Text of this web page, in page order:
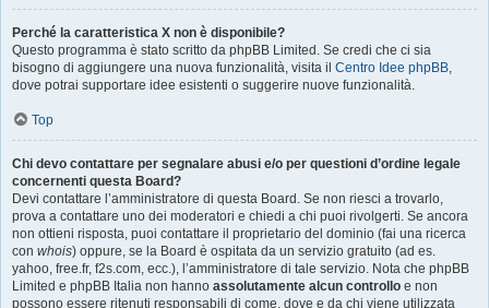
Perché la caratteristica X non è disponibile?
Questo programma è stato scritto da phpBB Limited. Se credi che ci sia
bisogno di aggiungere una nuova funzionalità, visita il Centro Idee phpBB,
dove potrai supportare idee esistenti o suggerire nuove funzionalità.
Top
Chi devo contattare per segnalare abusi e/o per questioni d’ordine legale
concernenti questa Board?
Devi contattare l’amministratore di questa Board. Se non riesci a trovarlo,
prova a contattare uno dei moderatori e chiedi a chi puoi rivolgerti. Se ancora
non ottieni risposta, puoi contattare il proprietario del dominio (fai una ricerca
con whois) oppure, se la Board è ospitata da un servizio gratuito (ad es.
yahoo, free.fr, f2s.com, ecc.), l’amministratore di tale servizio. Nota che phpBB
Limited e phpBB Italia non hanno assolutamente alcun controllo e non
possono essere ritenuti responsabili di come, dove e da chi viene utilizzata